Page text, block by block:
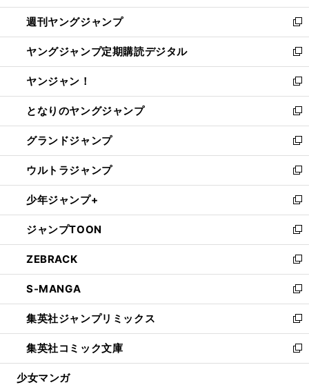
開
く
ウ
で
開
く
ン
ド
ウ
で
開
く
ウ
ィ
ン
ド
ウ
で
開
く
週刊ヤングジャンプ
新
し
い
ウ
ィ
ン
ド
ウ
で
開
く
ヤングジャンプ定期購読デジタル
新
し
い
ウ
ィ
ン
ド
ウ
で
開
く
ヤンジャン！
新
し
い
ウ
ィ
ン
ド
ウ
で
開
く
となりのヤングジャンプ
新
し
い
ウ
ィ
ン
ド
ウ
で
開
く
グランドジャンプ
新
し
い
ウ
ィ
ン
ド
ウ
で
開
く
ウルトラジャンプ
新
し
い
ウ
ィ
ン
ド
ウ
で
開
く
少年ジャンプ+
新
し
い
ウ
ィ
ン
ド
ウ
で
開
く
ジャンプTOON
新
し
い
ウ
ィ
ン
ド
ウ
で
開
ZEBRACK
新
し
い
ウ
ィ
ン
ド
ウ
S-MANGA
新
し
い
ウ
ィ
ン
集英社ジャンプリミックス
新
し
い
ウ
集英社コミック文庫
新
し
少女マンガ